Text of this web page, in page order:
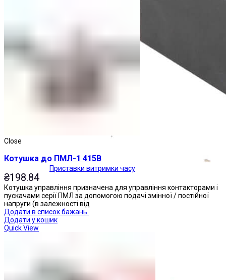
Приставки витримки часу
Close
Котушка до ПМЛ-1 415В
₴198.84
Котушка управління призначена для управління контакторами і
пускачами серії ПМЛ за допомогою подачі змінної / постійної
напруги (в залежності від
Додати в список бажань
Додати у кошик
Quick View